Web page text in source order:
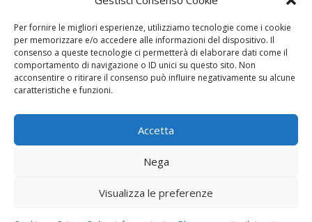
Per fornire le migliori esperienze, utilizziamo tecnologie come i cookie
per memorizzare e/o accedere alle informazioni del dispositivo. Il
consenso a queste tecnologie ci permetterà di elaborare dati come il
comportamento di navigazione o ID unici su questo sito. Non
acconsentire o ritirare il consenso può influire negativamente su alcune
caratteristiche e funzioni.
Accetta
Nega
Visualizza le preferenze
Vaccini
Festa della mamma: Le settimane di